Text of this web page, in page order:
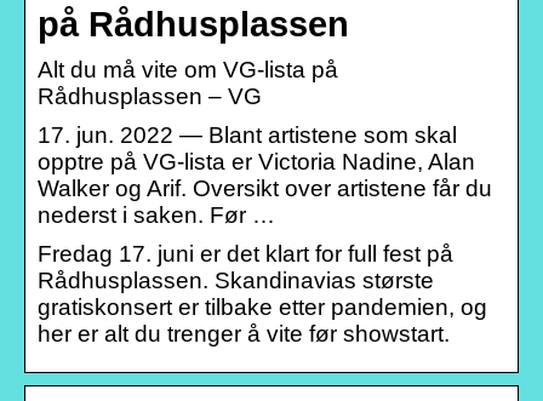
på Rådhusplassen
Alt du må vite om VG-lista på
Rådhusplassen – VG
17. jun. 2022 — Blant artistene som skal
opptre på VG-lista er Victoria Nadine, Alan
Walker og Arif. Oversikt over artistene får du
nederst i saken. Før …
Fredag 17. juni er det klart for full fest på
Rådhusplassen. Skandinavias største
gratiskonsert er tilbake etter pandemien, og
her er alt du trenger å vite før showstart.